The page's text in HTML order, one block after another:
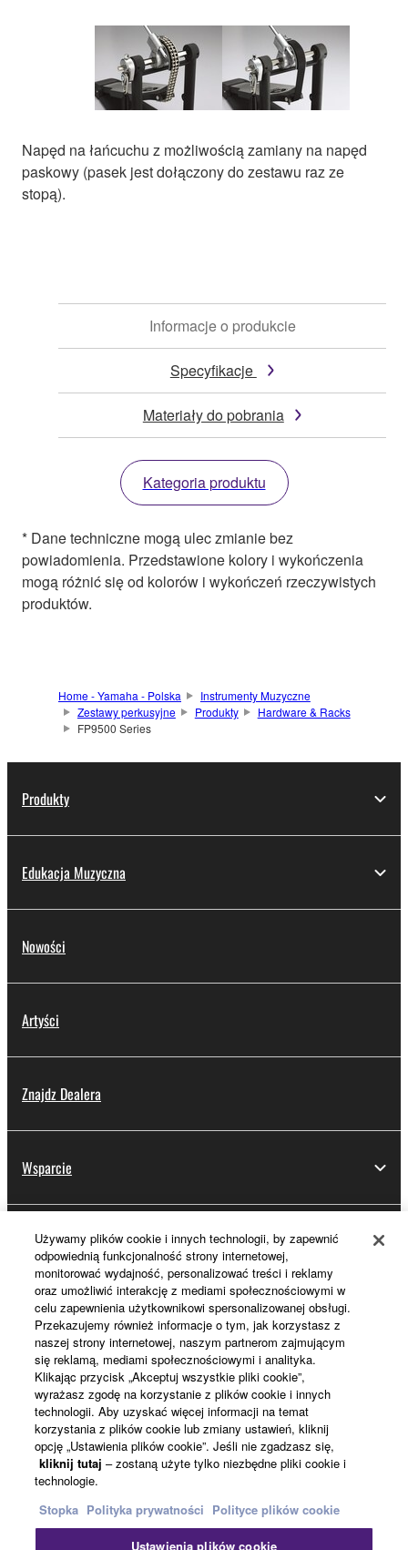
Napęd na łańcuchu z możliwością zamiany na napęd
paskowy (pasek jest dołączony do zestawu raz ze
stopą).
Informacje o produkcie
Specyfikacje
Materiały do pobrania
Kategoria produktu
* Dane techniczne mogą ulec zmianie bez
powiadomienia. Przedstawione kolory i wykończenia
mogą różnić się od kolorów i wykończeń rzeczywistych
produktów.
Home - Yamaha - Polska
Instrumenty Muzyczne
Zestawy perkusyjne
Produkty
Hardware & Racks
FP9500 Series
Produkty
Edukacja Muzyczna
Nowości
Artyści
Znajdz Dealera
Wsparcie
Rejestracja Yamaha Music ID
Informacje o Yamaha
Polska - Polish
Biznes
Używamy plików cookie i innych technologii, by zapewnić
odpowiednią funkcjonalność strony internetowej,
monitorować wydajność, personalizować treści i reklamy
oraz umożliwić interakcję z mediami społecznościowymi w
celu zapewnienia użytkownikowi spersonalizowanej obsługi.
Przekazujemy również informacje o tym, jak korzystasz z
naszej strony internetowej, naszym partnerom zajmującym
się reklamą, mediami społecznościowymi i analityka.
Klikając przycisk „Akceptuj wszystkie pliki cookie”,
wyrażasz zgodę na korzystanie z plików cookie i innych
technologii. Aby uzyskać więcej informacji na temat
korzystania z plików cookie lub zmiany ustawień, kliknij
opcję „Ustawienia plików cookie”. Jeśli nie zgadzasz się,
kliknij tutaj – zostaną użyte tylko niezbędne pliki cookie i
technologie.
Stopka Polityka prywatności Polityce plików cookie
Ustawienia plików cookie